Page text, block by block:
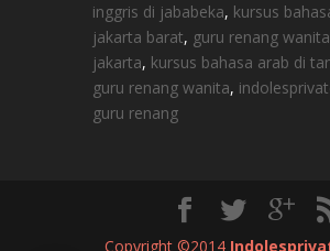
inggris di jababeka, kursus
jakarta barat, guru renang
jakarta, kursus bahasa arab di
guru renang wanita,
guru renang
Copyright ©2014